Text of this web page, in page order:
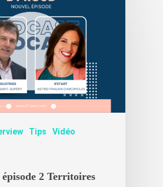
Tips
Vidéo
2 Territoires
Nouvelles start-ups
Témoignages
Contact